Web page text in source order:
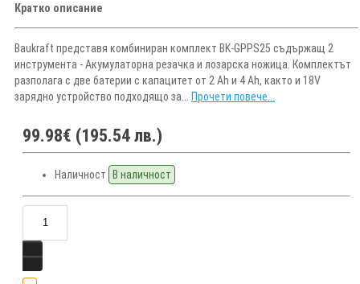
Кратко описание
Baukraft представя комбиниран комплект BK-GPPS25 съдържащ 2
инструмента - Акумулаторна резачка и лозарска ножица. Комплектът
разполага с две батерии с капацитет от 2 Ah и 4 Ah, както и 18V
зарядно устройство подходящо за... Прочети повече...
99.98€ (195.54 лв.)
Наличност В наличност